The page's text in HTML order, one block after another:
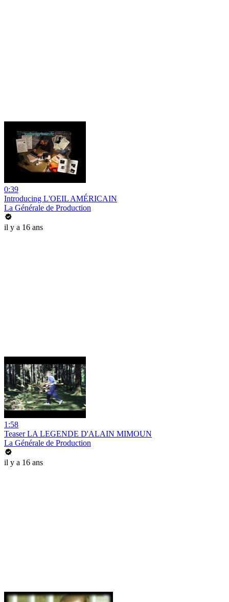
0:39
Introducing L'OEIL AMÉRICAIN
La Générale de Production
il y a 16 ans
1:58
Teaser LA LEGENDE D'ALAIN MIMOUN
La Générale de Production
il y a 16 ans